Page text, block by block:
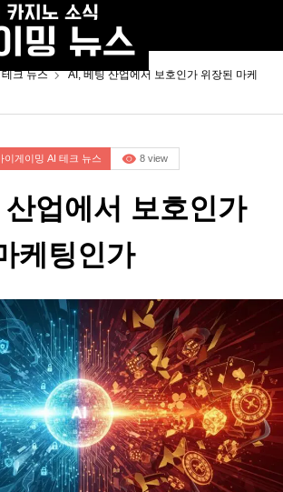
크 뉴스
AI, 베팅 산업에서 보호인가 위장된 마케
이게이밍 AI 테크 뉴스 8 view
업에서 보호인가
케팅인가